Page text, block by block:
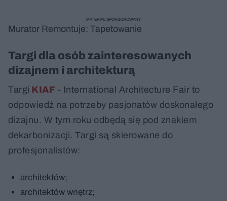
Murator Remontuje: Tapetowanie
MATERIAŁ SPONSOROWANY
Targi dla osób zainteresowanych
dizajnem i architekturą
Targi KIAF - International Architecture Fair to
odpowiedź na potrzeby pasjonatów doskonałego
dizajnu. W tym roku odbędą się pod znakiem
dekarbonizacji. Targi są skierowane do
profesjonalistów:
architektów;
architektów wnętrz;